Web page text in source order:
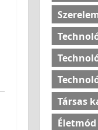
Társas